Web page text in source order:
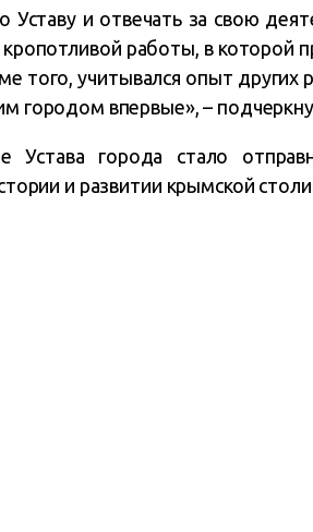
и отвечать за свою
работы, в которой
того, учитывался опыт других
городом впервые», –
Устава города стало
и развитии крымской